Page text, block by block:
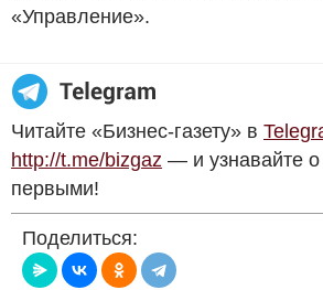
«Управление».
Читайте «Бизнес-газету» в
http://t.me/bizgaz — и узнавайте
первыми!
Поделиться: